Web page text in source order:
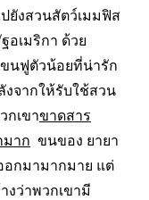
ปยังสวนสัตว์เมมฟิส
อเมริกา ด้วย
นฟูตัวน้อยที่น่ารัก
งจากให้รับใช้สวน
กเขาขาดสาร
มาก ขนของ ยายา
อกมามากมาย แต่
งว่าพวกเขามี